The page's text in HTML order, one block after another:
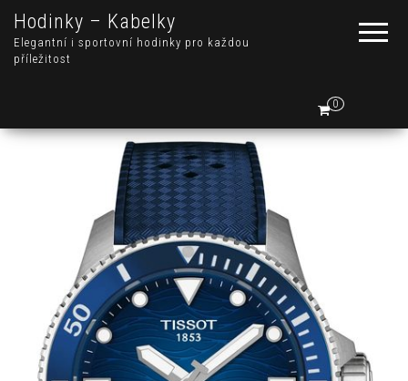
Hodinky – Kabelky
Elegantní i sportovní hodinky pro každou
příležitost
0